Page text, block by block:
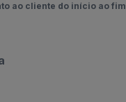
ao cliente do início ao fim